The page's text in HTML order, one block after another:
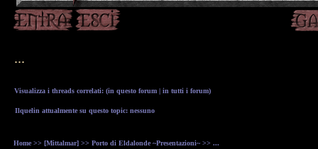
...
Visualizza i threads correlati: (in questo forum | in tutti i forum)
Ilquelin attualmente su questo topic: nessuno
Home >> [Mittalmar] >> Porto di Eldalonde ~Presentazioni~ >> ...